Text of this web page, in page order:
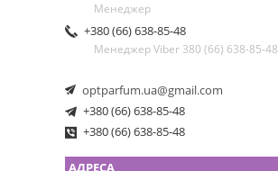
Менеджер
+380 (66) 638-85-48
Менеджер Viber 380 (66) 638-85-48
optparfum.ua@gmail.com
+380 (66) 638-85-48
+380 (66) 638-85-48